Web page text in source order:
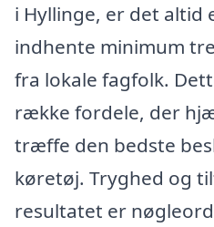
i Hyllinge, er det altid
indhente minimum
fra lokale fagfolk.
række fordele, der
træffe den bedste
køretøj. Tryghed og
resultatet er